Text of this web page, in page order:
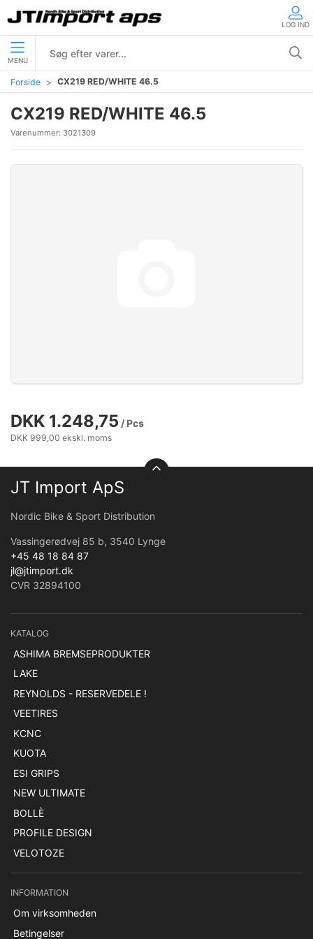
LOG IND
MENU
Forside CX219 RED/WHITE 46.5
CX219 RED/WHITE 46.5
Varenummer: 3021309
DKK 1.248,75 / Pcs
DKK 999,00 ekskl. moms
JT Import ApS
Nordic Bike & Sport Distribution
Vassingerødvej 85 b, 3540 Lynge
+45 48 18 84 87
jl@jtimport.dk
CVR 32894100
KATALOG
ASHIMA BREMSEPRODUKTER
LAKE
REYNOLDS - RESERVEDELE !
VEETIRES
KCNC
KUOTA
ESI GRIPS
NEW ULTIMATE
BOLLÈ
PROFILE DESIGN
VELOTOZE
INFORMATION
Om virksomheden
Betingelser